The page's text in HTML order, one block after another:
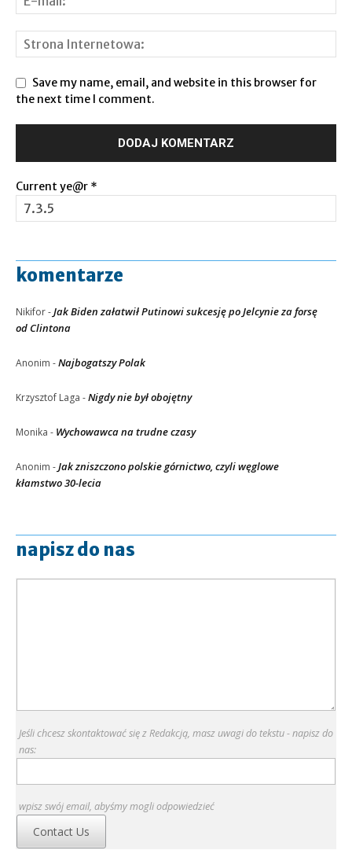
Save my name, email, and website in this browser for
the next time I comment.
Current ye@r *
komentarze
Nikifor-Jak Biden załatwił Putinowi sukcesję po Jelcynie za forsę
od Clintona
Anonim -Najbogatszy Polak
Krzysztof Laga -Nigdy nie był obojętny
Monika - Wychowawca na trudne czasy
Anonim -Jak zniszczono polskie górnictwo, czyli węglowe
kłamstwo 30-lecia
napisz do nas
Jeśli chcesz skontaktować się z Redakcją, masz uwagi do tekstu - napisz do
nas:
wpisz swój email, abyśmy mogli odpowiedzieć
Contact Us